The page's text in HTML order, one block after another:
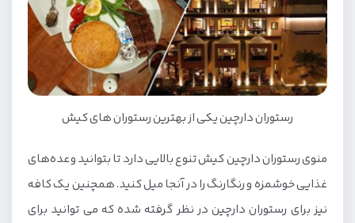
4. رستوران وقت برگر و سیب زمینی
5. رستوران بومرنگ
بهترین کافه‌های کیش
1. کافه طهرون کیش
3. اسپرسو لب کیش
رستوران های ساحلی کیش
رستوران دارچین یکی از بهترین رستوران های کیش
منوی رستوران دارچین کیش تنوع بالایی دارد تا بتوانید وعده‌های
غذایی خوشمزه و رنگارنگ را در آنجا میل کنید. همچنین یک کافه
نیز برای رستوران دارچین در نظر گرفته شده که می توانید برای